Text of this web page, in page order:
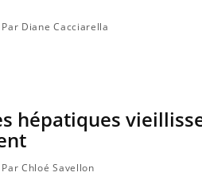
Par Diane Cacciarella
hépatiques
Par Chloé Savellon